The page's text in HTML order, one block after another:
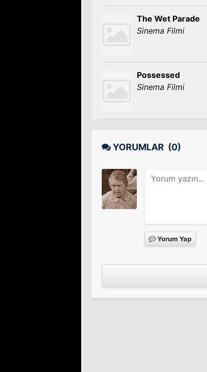
The Wet Parade
Sinema Filmi
Possessed
Sinema Filmi
YORUMLAR (0)
Yorum Yap